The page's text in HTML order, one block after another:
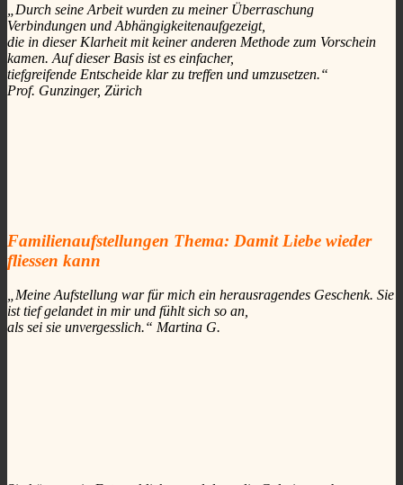
„Durch seine Arbeit wurden zu meiner Überraschung
Verbindungen und Abhängigkeitenaufgezeigt,
die in dieser Klarheit mit keiner anderen Methode zum Vorschein
kamen. Auf dieser Basis ist es einfacher,
tiefgreifende Entscheide klar zu treffen und umzusetzen.“
Prof. Gunzinger, Zürich
Familienaufstellungen Thema: Damit Liebe wieder
fliessen kann
„Meine Aufstellung war für mich ein herausragendes Geschenk. Sie
ist tief gelandet in mir und fühlt sich so an,
als sei sie unvergesslich.“ Martina G.